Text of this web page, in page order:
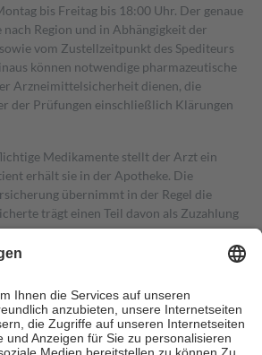
bis Freitag bis 18:00 Uhr. Der genaue
Region und in Abhängigkeit der
vom Zustellzeitpunkt des Spediteurs
können notwendige pharmazeutische
Arzneimittelsicherheit dienen, die
der Prüfungen einschließlich Klärungen
Medikamente stellt der Arzt ein
erhält sie in der Apotheke. Die
übernimmt in der Regel die
trägt einen Teil davon als Zuzahlung
Zuzahlungen in Höhe von zehn
Es sind jedoch nie mehr als die tatsächlichen
entrichten.
auch für Online-Apotheken.
Krankenpflege beträgt die